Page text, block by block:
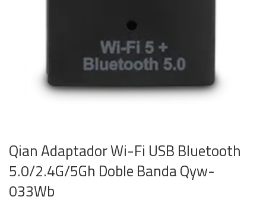
Qian Adaptador Wi-Fi USB Bluetooth
5.0/2.4G/5Gh Doble Banda Qyw-
033Wb